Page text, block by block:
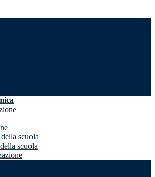
scuola
scuola